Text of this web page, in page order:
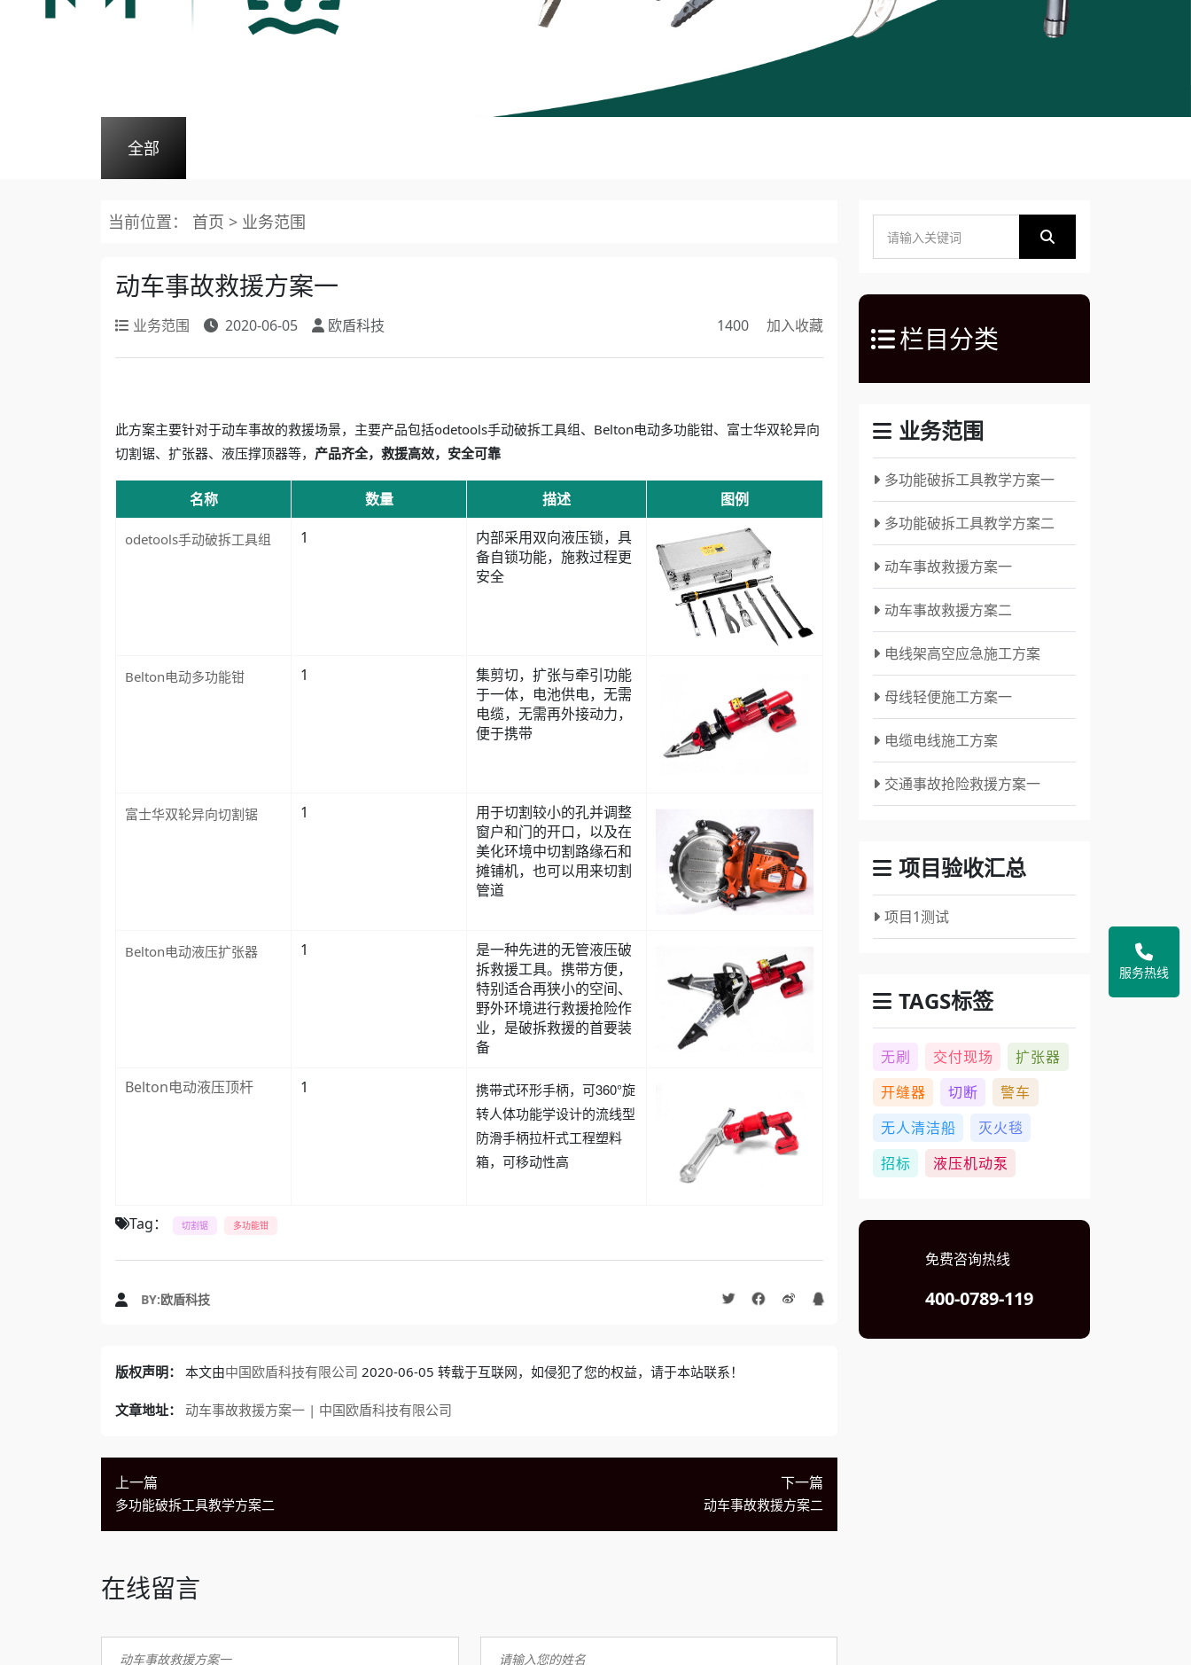
全部
当前位置： 首页 > 业务范围
动车事故救援方案一
业务范围 2020-06-05 欧盾科技 1400 加入收藏
此方案主要针对于动车事故的救援场景，主要产品包括odetools手动破拆工具组、Belton电动多功能钳、富士华双轮异向
切割锯、扩张器、液压撑顶器等， 产品齐全，救援高效，安全可靠
名称 数量 描述 图例
odetools手动破拆工具组 1
内部采用双向液压锁，具
备自锁功能，施救过程更
安全
Belton电动多功能钳 1
集剪切，扩张与牵引功能
于一体，电池供电，无需
电缆，无需再外接动力，
便于携带
富士华双轮异向切割锯 1
用于切割较小的孔并调整
窗户和门的开口，以及在
美化环境中切割路缘石和
摊铺机，也可以用来切割
管道
Belton电动液压扩张器 1
是一种先进的无管液压破
拆救援工具。携带方便，
特别适合再狭小的空间、
野外环境进行救援抢险作
业，是破拆救援的首要装
备
Belton电动液压顶杆 1
携带式环形手柄，可360°旋
转人体功能学设计的流线型
防滑手柄拉杆式工程塑料
箱，可移动性高
Tag： 切割锯 多功能钳
BY:欧盾科技
版权声明： 本文由中国欧盾科技有限公司 2020-06-05 转载于互联网，如侵犯了您的权益，请于本站联系！
文章地址： 动车事故救援方案一 | 中国欧盾科技有限公司
上一篇
多功能破拆工具教学方案二
下一篇
动车事故救援方案二
在线留言
栏目分类
业务范围
多功能破拆工具教学方案一
多功能破拆工具教学方案二
动车事故救援方案一
动车事故救援方案二
电线架高空应急施工方案
母线轻便施工方案一
电缆电线施工方案
交通事故抢险救援方案一
项目验收汇总
项目1测试
TAGS标签
无刷 交付现场
扩张器
开缝器
切断
警车
无人清洁船
灭火毯
招标
液压机动泵
免费咨询热线
400-0789-119
服务热线